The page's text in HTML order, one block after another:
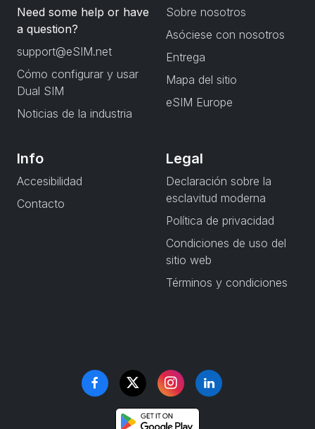
Need some help or have
a question?
support@eSIM.net
Cómo configurar y usar
Dual SIM
Noticias de la industria
Sobre nosotros
Asóciese con nosotros
Entrega
Mapa del sitio
eSIM Europe
Info
Accesibilidad
Contacto
Legal
Declaración sobre la
esclavitud moderna
Política de privacidad
Condiciones de uso del
sitio web
Términos y condiciones